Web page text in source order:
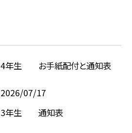
4年生 お手紙配付と通知表
2026/07/17
3年生 通知表